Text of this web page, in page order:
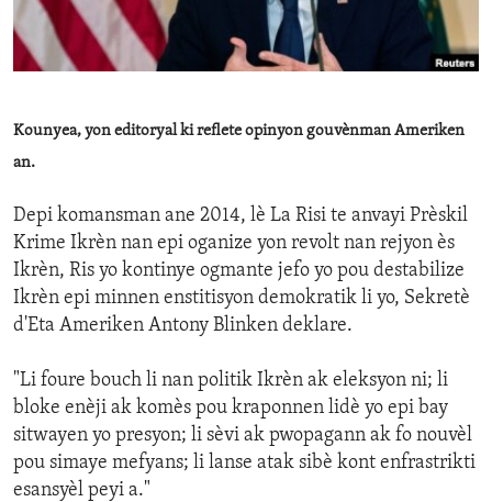
ENVIRONMENT AND HEALTH
IDEALS AND INSTITUTIONS
Kounyea, yon editoryal ki reflete opinyon gouvènman Ameriken
an.
Depi komansman ane 2014, lè La Risi te anvayi Prèskil
Krime Ikrèn nan epi oganize yon revolt nan rejyon ès
Ikrèn, Ris yo kontinye ogmante jefo yo pou destabilize
Ikrèn epi minnen enstitisyon demokratik li yo, Sekretè
d'Eta Ameriken Antony Blinken deklare.
"Li foure bouch li nan politik Ikrèn ak eleksyon ni; li
bloke enèji ak komès pou kraponnen lidè yo epi bay
sitwayen yo presyon; li sèvi ak pwopagann ak fo nouvèl
pou simaye mefyans; li lanse atak sibè kont enfrastrikti
esansyèl peyi a."